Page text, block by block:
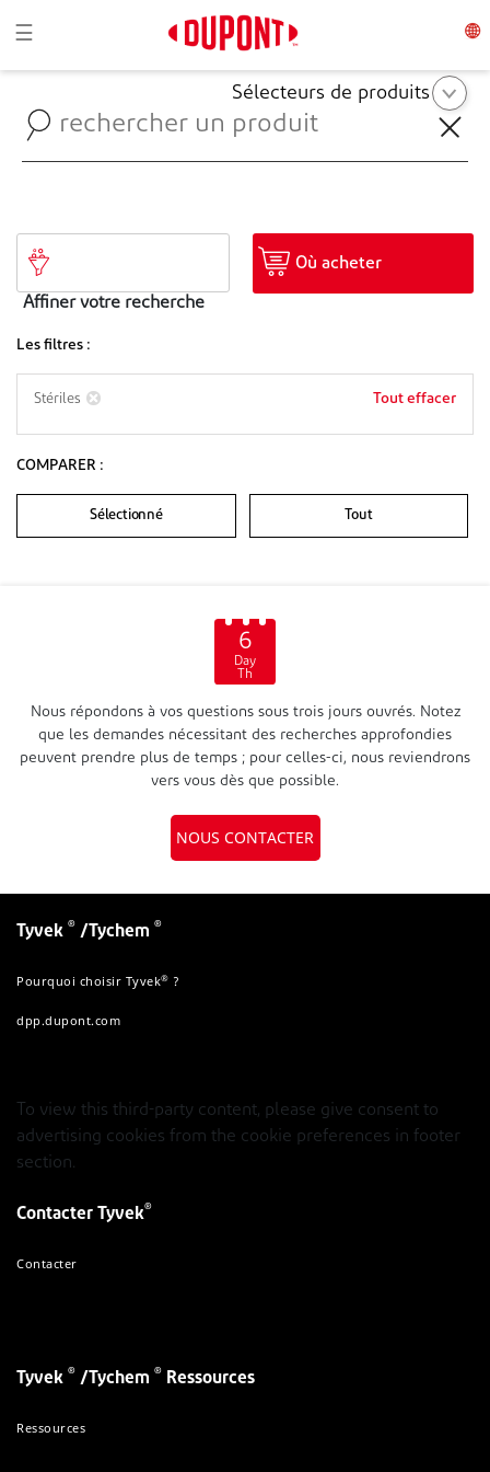
Toggle navigation
☰
Sélecteurs de produits
Affiner votre recherche
Où acheter
Les filtres :
Stériles Tout effacer
COMPARER :
Sélectionné Tout
6
Day
Th
Nous répondons à vos questions sous trois jours ouvrés. Notez
que les demandes nécessitant des recherches approfondies
peuvent prendre plus de temps ; pour celles-ci, nous reviendrons
vers vous dès que possible.
NOUS CONTACTER
Tyvek ® /Tychem ®
Pourquoi choisir Tyvek® ?
dpp.dupont.com
To view this third-party content, please give consent to
advertising cookies from the cookie preferences in footer
section.
Contacter Tyvek®
Contacter
Tyvek ® /Tychem ® Ressources
Ressources